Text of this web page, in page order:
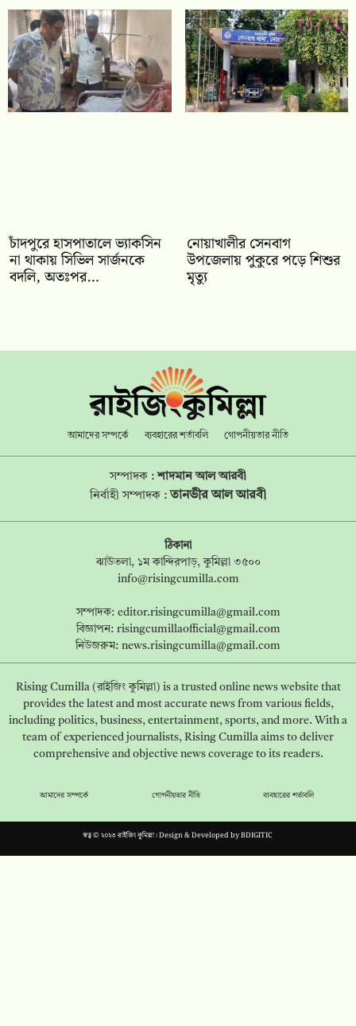
চাঁদপুরে হাসপাতালে ভ্যাকসিন
না থাকায় সিভিল সার্জনকে
বদলি, অতঃপর…
নোয়াখালীর সেনবাগ
উপজেলায় পুকুরে পড়ে শিশুর
মৃত্যু
আমাদের সম্পর্কে ব্যবহারের শর্তাবলি গোপনীয়তার নীতি
সম্পাদক :শাদমান আল আরবী
নির্বাহী সম্পাদক : তানভীর আল আরবী
ঠিকানা
ঝাউতলা, ১ম কান্দিরপাড়, কুমিল্লা ৩৫০০
info@risingcumilla.com
সম্পাদক: editor.risingcumilla@gmail.com
বিজ্ঞাপন: risingcumillaofficial@gmail.com
নিউজরুম: news.risingcumilla@gmail.com
Rising Cumilla (রাইজিং কুমিল্লা) is a trusted online news website that
provides the latest and most accurate news from various fields,
including politics, business, entertainment, sports, and more. With a
team of experienced journalists, Rising Cumilla aims to deliver
comprehensive and objective news coverage to its readers.
আমাদের সম্পর্কে গোপনীয়তার নীতি ব্যবহারের শর্তাবলি
স্বত্ব © ২০২৩ রাইজিং কুমিল্লা। Design & Developed byBDIGITIC